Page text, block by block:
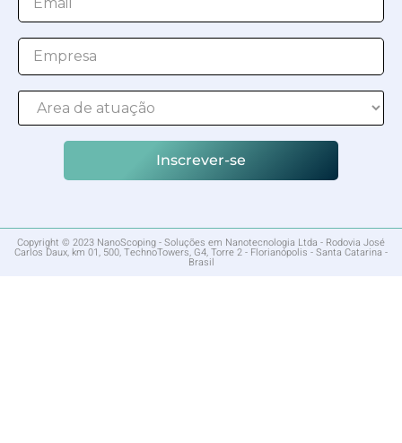
Inscrever-se
Copyright © 2023 NanoScoping - Soluções em Nanotecnologia Ltda - Rodovia José
Carlos Daux, km 01, 500, TechnoTowers, G4, Torre 2 - Florianópolis - Santa Catarina -
Brasil